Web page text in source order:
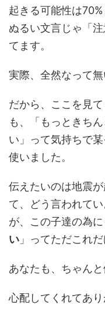
起きる可能性は
ぬるい文言じゃ「
てます。
実際、全然なって無
だから、ここを見
も、「もっときち
い」って気持ちで
使いました。
伝えたいのは地震
て、どう言われて
が、この子達の為に
い 」ってただこれだ
あなたも、ちゃんと
心配してくれてあり